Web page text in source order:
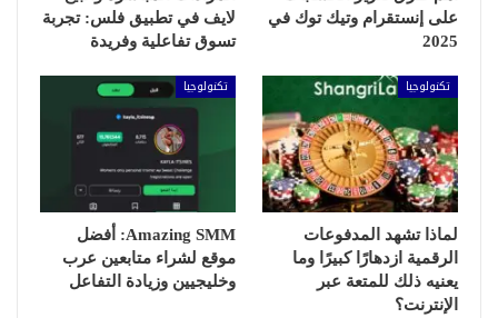
على إنستقرام وتيك توك في
2025
لايف في تطبيق فلس: تجربة
تسوق تفاعلية وفريدة
تكنولوجيا
لماذا تشهد المدفوعات
الرقمية ازدهارًا كبيرًا وما
يعنيه ذلك للمتعة عبر
الإنترنت؟
تكنولوجيا
Amazing SMM: أفضل
موقع لشراء متابعين عرب
وخليجيين وزيادة التفاعل